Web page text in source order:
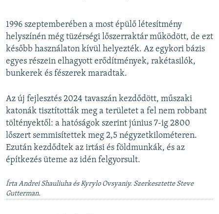
1996 szeptemberében a most épülő létesítmény
helyszínén még tüzérségi lőszerraktár működött, de ezt
később használaton kívül helyezték. Az egykori bázis
egyes részein elhagyott erődítmények, rakétasilók,
bunkerek és fészerek maradtak.
Az új fejlesztés 2024 tavaszán kezdődött, műszaki
katonák tisztították meg a területet a fel nem robbant
töltényektől: a hatóságok szerint június 7-ig 2800
lőszert semmisítettek meg 2,5 négyzetkilométeren.
Ezután kezdődtek az irtási és földmunkák, és az
építkezés üteme az idén felgyorsult.
Írta Andrei Shauliuha és Kyrylo Ovsyaniy. Szerkesztette Steve
Gutterman.